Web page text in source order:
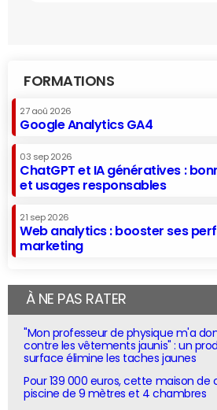
FORMATIONS
27 aoû 2026
Google Analytics GA4
03 sep 2026
ChatGPT et IA génératives :
et usages responsables
21 sep 2026
Web analytics : booster ses
marketing
À NE PAS RATER
"Mon professeur de physique m'a
contre les vêtements jaunis" : un
surface élimine les taches jaunes
Pour 139 000 euros, cette maison
piscine de 9 mètres et 4 chambres